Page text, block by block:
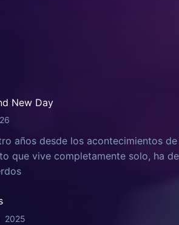
New Day
años desde los acontecimientos
que vive completamente solo, ha
2025